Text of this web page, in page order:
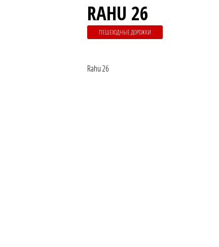
RAHU 26
ПЕШЕХОДНЫЕ ДОРОЖКИ
Rahu 26